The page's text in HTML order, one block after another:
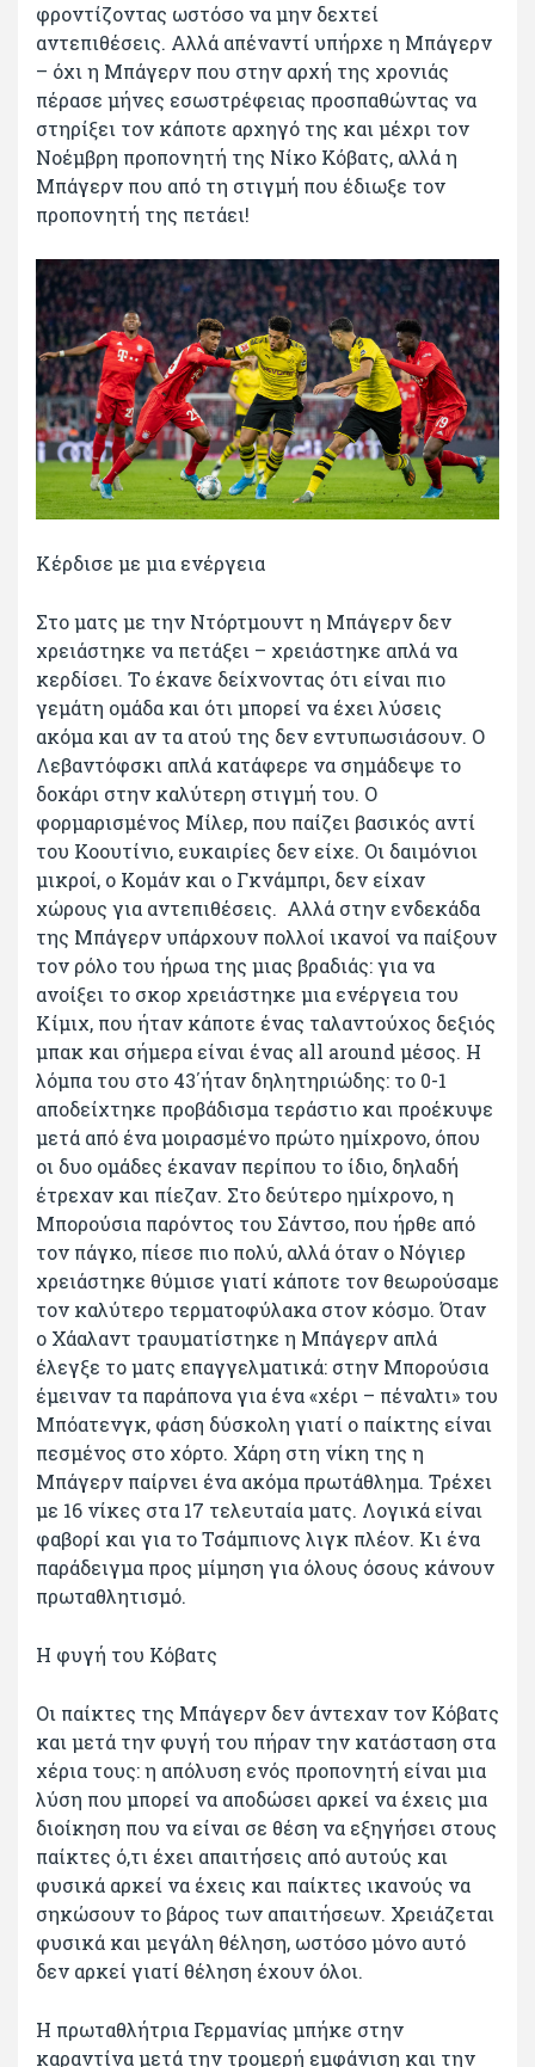
φροντίζοντας ωστόσο να μην δεχτεί
αντεπιθέσεις. Αλλά απέναντί υπήρχε η Μπάγερν
– όχι η Μπάγερν που στην αρχή της χρονιάς
πέρασε μήνες εσωστρέφειας προσπαθώντας να
στηρίξει τον κάποτε αρχηγό της και μέχρι τον
Νοέμβρη προπονητή της Νίκο Κόβατς, αλλά η
Μπάγερν που από τη στιγμή που έδιωξε τον
προπονητή της πετάει!
Κέρδισε με μια ενέργεια
Στο ματς με την Ντόρτμουντ η Μπάγερν δεν
χρειάστηκε να πετάξει – χρειάστηκε απλά να
κερδίσει. Το έκανε δείχνοντας ότι είναι πιο
γεμάτη ομάδα και ότι μπορεί να έχει λύσεις
ακόμα και αν τα ατού της δεν εντυπωσιάσουν. Ο
Λεβαντόφσκι απλά κατάφερε να σημάδεψε το
δοκάρι στην καλύτερη στιγμή του. Ο
φορμαρισμένος Μίλερ, που παίζει βασικός αντί
του Κοουτίνιο, ευκαιρίες δεν είχε. Οι δαιμόνιοι
μικροί, ο Κομάν και ο Γκνάμπρι, δεν είχαν
χώρους για αντεπιθέσεις. Αλλά στην ενδεκάδα
της Μπάγερν υπάρχουν πολλοί ικανοί να παίξουν
τον ρόλο του ήρωα της μιας βραδιάς: για να
ανοίξει το σκορ χρειάστηκε μια ενέργεια του
Κίμιχ, που ήταν κάποτε ένας ταλαντούχος δεξιός
μπακ και σήμερα είναι ένας all around μέσος. Η
λόμπα του στο 43΄ήταν δηλητηριώδης: το 0-1
αποδείχτηκε προβάδισμα τεράστιο και προέκυψε
μετά από ένα μοιρασμένο πρώτο ημίχρονο, όπου
οι δυο ομάδες έκαναν περίπου το ίδιο, δηλαδή
έτρεχαν και πίεζαν. Στο δεύτερο ημίχρονο, η
Μπορούσια παρόντος του Σάντσο, που ήρθε από
τον πάγκο, πίεσε πιο πολύ, αλλά όταν ο Νόγιερ
χρειάστηκε θύμισε γιατί κάποτε τον θεωρούσαμε
τον καλύτερο τερματοφύλακα στον κόσμο. Όταν
ο Χάαλαντ τραυματίστηκε η Μπάγερν απλά
έλεγξε το ματς επαγγελματικά: στην Μπορούσια
έμειναν τα παράπονα για ένα «χέρι – πέναλτι» του
Μπόατενγκ, φάση δύσκολη γιατί ο παίκτης είναι
πεσμένος στο χόρτο. Χάρη στη νίκη της η
Μπάγερν παίρνει ένα ακόμα πρωτάθλημα. Τρέχει
με 16 νίκες στα 17 τελευταία ματς. Λογικά είναι
φαβορί και για το Τσάμπιονς λιγκ πλέον. Κι ένα
παράδειγμα προς μίμηση για όλους όσους κάνουν
πρωταθλητισμό.
Η φυγή του Κόβατς
Οι παίκτες της Μπάγερν δεν άντεχαν τον Κόβατς
και μετά την φυγή του πήραν την κατάσταση στα
χέρια τους: η απόλυση ενός προπονητή είναι μια
λύση που μπορεί να αποδώσει αρκεί να έχεις μια
διοίκηση που να είναι σε θέση να εξηγήσει στους
παίκτες ό,τι έχει απαιτήσεις από αυτούς και
φυσικά αρκεί να έχεις και παίκτες ικανούς να
σηκώσουν το βάρος των απαιτήσεων. Χρειάζεται
φυσικά και μεγάλη θέληση, ωστόσο μόνο αυτό
δεν αρκεί γιατί θέληση έχουν όλοι.
Η πρωταθλήτρια Γερμανίας μπήκε στην
καραντίνα μετά την τρομερή εμφάνιση και την